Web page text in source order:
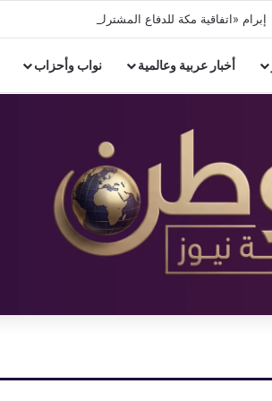
إبرام «اتفاقية مكة للدفاع المشترك» بين 3 دول إسلامية
أخبار عربية وعالمية نواب وأحزاب